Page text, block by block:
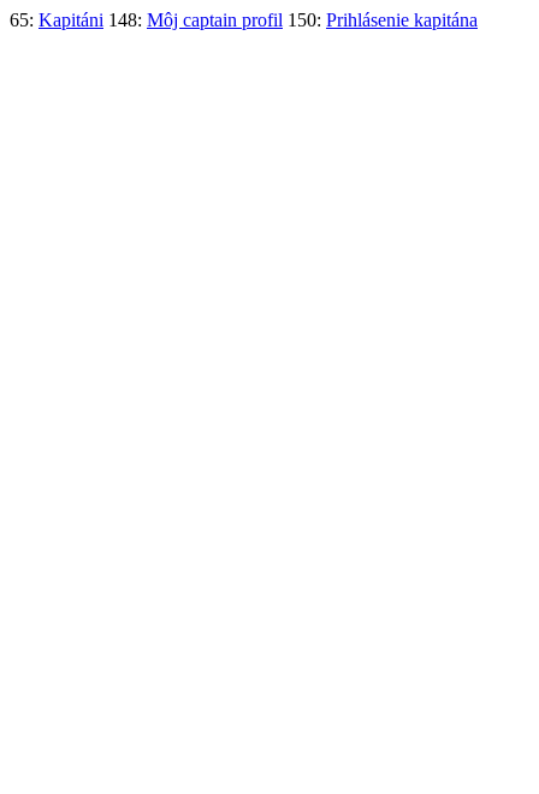
65: Kapitáni 148: Môj captain profil 150: Prihlásenie kapitána